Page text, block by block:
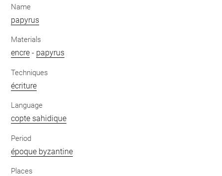
Name
papyrus
Materials
encre - papyrus
Techniques
écriture
Language
copte sahidique
Period
époque byzantine
Places